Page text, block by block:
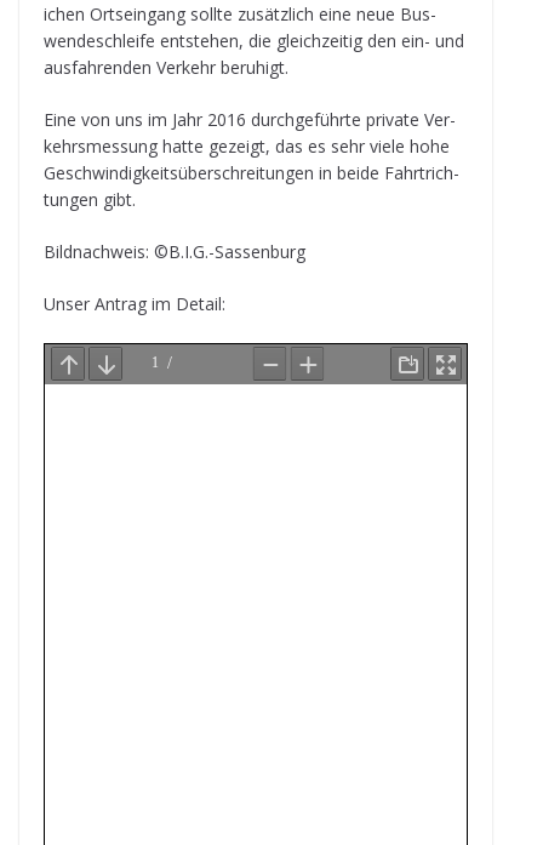
i­chen Orts­ein­gang sollte zusätz­lich eine neue Bus­
wen­de­schleife ent­ste­hen, die gleich­zei­tig den ein- und
aus­fah­ren­den Ver­kehr beruhigt.
Eine von uns im Jahr 2016 durch­ge­führte pri­vate Ver­
kehrs­mes­sung hatte gezeigt, das es sehr viele hohe
Geschwin­dig­keits­über­schrei­tun­gen in beide Fahrt­rich­
tun­gen gibt.
Bild­nach­weis: ©B.I.G.-Sassenburg
Unser Antrag im Detail: